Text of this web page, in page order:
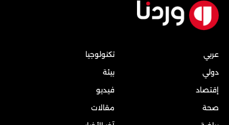
عربي
دولي
إقتصاد
صحة
تكنولوجيا
بيئة
فيديو
مقالات